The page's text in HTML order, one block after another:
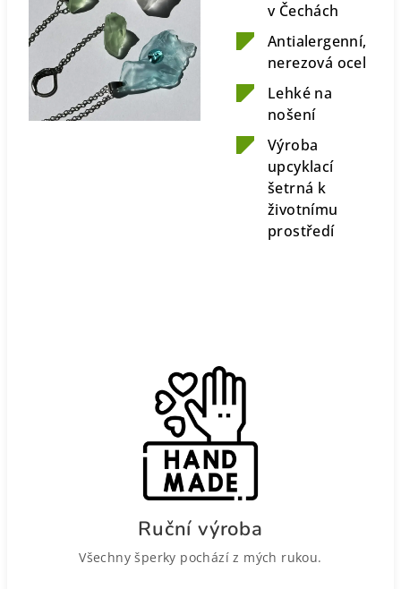
v Čechách
Antialergenní,
nerezová ocel
Lehké na
nošení
Výroba
upcyklací
šetrná k
životnímu
prostředí
Ruční výroba
Všechny šperky pochází z mých rukou.